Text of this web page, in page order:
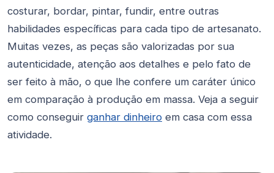
costurar, bordar, pintar, fundir, entre outras
habilidades específicas para cada tipo de artesanato.
Muitas vezes, as peças são valorizadas por sua
autenticidade, atenção aos detalhes e pelo fato de
ser feito à mão, o que lhe confere um caráter único
em comparação à produção em massa. Veja a seguir
como conseguir ganhar dinheiro em casa com essa
atividade.